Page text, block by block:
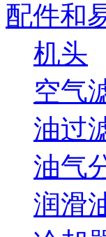
配件和
机头
空气
油过
油气
润滑